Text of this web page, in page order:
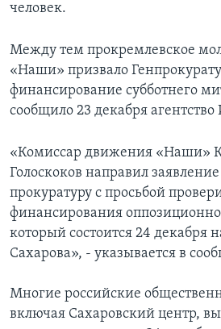
человек.
Между тем прокремлевское
«Наши» призвало
финансирование субботнего
сообщило 23 декабря
«Комиссар движения «Наши»
Голоскоков направил
прокуратуру с просьбой
финансирования
который состоится 24 декабря
Сахарова», - указывается в
Многие российские
включая Сахаровский центр,